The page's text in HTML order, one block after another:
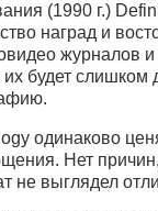
(1990 г.)
наград и
журналов и
их будет слишком
одинаково
Нет
не выглядел